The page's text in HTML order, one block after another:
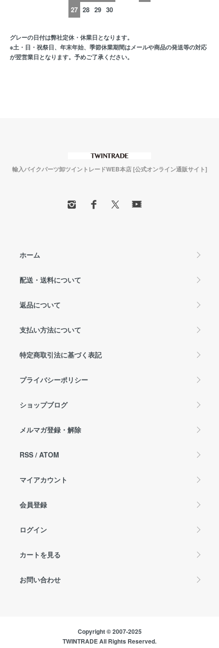
27 28 29 30
グレーの日付は弊社定休・休業日となります。
※土・日・祝祭日、年末年始、季節休業期間はメールや商品の発送等の対応
が翌営業日となります。予めご了承ください。
輸入バイクパーツ卸ツイントレードWEB本店 [公式オンライン通販サイト]
ホーム
配送・送料について
返品について
支払い方法について
特定商取引法に基づく表記
プライバシーポリシー
ショップブログ
メルマガ登録・解除
RSS / ATOM
マイアカウント
会員登録
ログイン
カートを見る
お問い合わせ
Copyright © 2007-2025
TWINTRADE All Rights Reserved.